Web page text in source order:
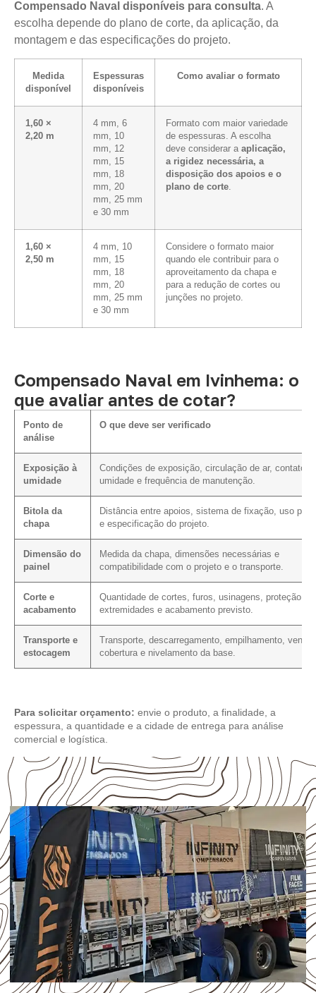
Compensado Naval disponíveis para consulta. A
escolha depende do plano de corte, da aplicação, da
montagem e das especificações do projeto.
Medida
disponível
Espessuras
disponíveis
Como avaliar o formato
1,60 ×
2,20 m
4 mm, 6
mm, 10
mm, 12
mm, 15
mm, 18
mm, 20
mm, 25 mm
e 30 mm
Formato com maior variedade
de espessuras. A escolha
deve considerar a aplicação,
a rigidez necessária, a
disposição dos apoios e o
plano de corte.
1,60 ×
2,50 m
4 mm, 10
mm, 15
mm, 18
mm, 20
mm, 25 mm
e 30 mm
Considere o formato maior
quando ele contribuir para o
aproveitamento da chapa e
para a redução de cortes ou
junções no projeto.
Compensado Naval em Ivinhema: o
que avaliar antes de cotar?
Ponto de
análise
O que deve ser verificado
Exposição à
umidade
Condições de exposição, circulação de ar, contato
umidade e frequência de manutenção.
Bitola da
chapa
Distância entre apoios, sistema de fixação, uso
e especificação do projeto.
Dimensão do
painel
Medida da chapa, dimensões necessárias e
compatibilidade com o projeto e o transporte.
Corte e
acabamento
Quantidade de cortes, furos, usinagens, proteção
extremidades e acabamento previsto.
Transporte e
estocagem
Transporte, descarregamento, empilhamento,
cobertura e nivelamento da base.
Para solicitar orçamento: envie o produto, a finalidade, a
espessura, a quantidade e a cidade de entrega para análise
comercial e logística.